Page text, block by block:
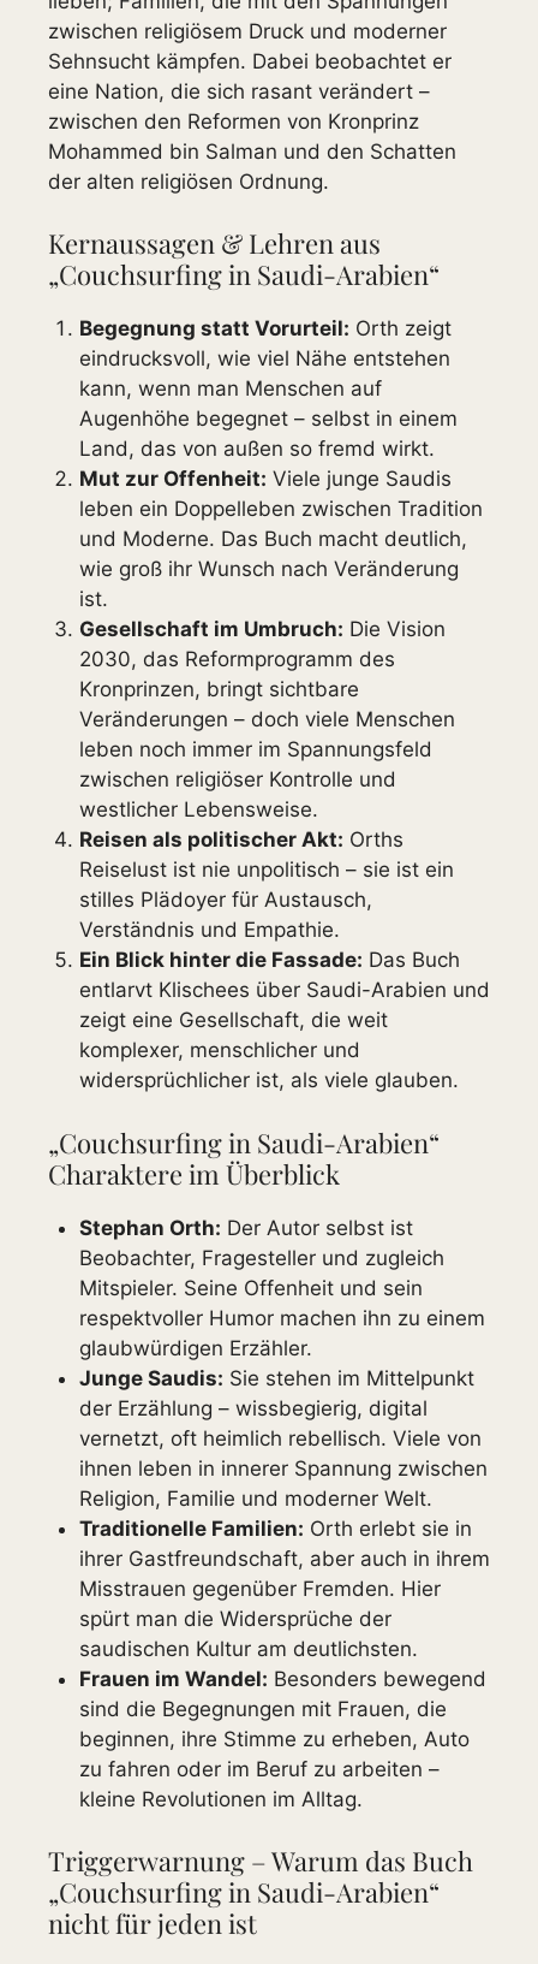
zwischen religiösem Druck und moderner
Sehnsucht kämpfen. Dabei beobachtet er
eine Nation, die sich rasant verändert –
zwischen den Reformen von Kronprinz
Mohammed bin Salman und den Schatten
der alten religiösen Ordnung.
Kernaussagen & Lehren aus
„Couchsurfing in Saudi-Arabien“
Begegnung statt Vorurteil: Orth zeigt
eindrucksvoll, wie viel Nähe entstehen
kann, wenn man Menschen auf
Augenhöhe begegnet – selbst in einem
Land, das von außen so fremd wirkt.
Mut zur Offenheit: Viele junge Saudis
leben ein Doppelleben zwischen Tradition
und Moderne. Das Buch macht deutlich,
wie groß ihr Wunsch nach Veränderung
ist.
Gesellschaft im Umbruch: Die Vision
2030, das Reformprogramm des
Kronprinzen, bringt sichtbare
Veränderungen – doch viele Menschen
leben noch immer im Spannungsfeld
zwischen religiöser Kontrolle und
westlicher Lebensweise.
Reisen als politischer Akt: Orths
Reiselust ist nie unpolitisch – sie ist ein
stilles Plädoyer für Austausch,
Verständnis und Empathie.
Ein Blick hinter die Fassade: Das Buch
entlarvt Klischees über Saudi-Arabien und
zeigt eine Gesellschaft, die weit
komplexer, menschlicher und
widersprüchlicher ist, als viele glauben.
„Couchsurfing in Saudi-Arabien“
Charaktere im Überblick
Stephan Orth: Der Autor selbst ist
Beobachter, Fragesteller und zugleich
Mitspieler. Seine Offenheit und sein
respektvoller Humor machen ihn zu einem
glaubwürdigen Erzähler.
Junge Saudis: Sie stehen im Mittelpunkt
der Erzählung – wissbegierig, digital
vernetzt, oft heimlich rebellisch. Viele von
ihnen leben in innerer Spannung zwischen
Religion, Familie und moderner Welt.
Traditionelle Familien: Orth erlebt sie in
ihrer Gastfreundschaft, aber auch in ihrem
Misstrauen gegenüber Fremden. Hier
spürt man die Widersprüche der
saudischen Kultur am deutlichsten.
Frauen im Wandel: Besonders bewegend
sind die Begegnungen mit Frauen, die
beginnen, ihre Stimme zu erheben, Auto
zu fahren oder im Beruf zu arbeiten –
kleine Revolutionen im Alltag.
Triggerwarnung – Warum das Buch
„Couchsurfing in Saudi-Arabien“
nicht für jeden ist